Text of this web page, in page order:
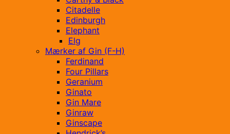
Citadelle
Edinburgh
Elephant
Elg
Mærker af Gin (F-H)
Ferdinand
Four Pillars
Geranium
Ginato
Gin Mare
Ginraw
Ginscape